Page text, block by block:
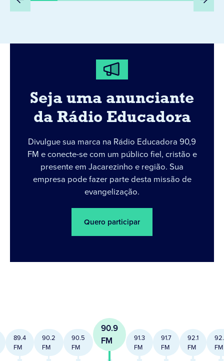
Seja uma anunciante
da Rádio Educadora
Divulgue sua marca na Rádio Educadora 90,9
FM e conecte-se com um público fiel, cristão e
presente em Jacarezinho e região. Sua
empresa pode fazer parte desta missão de
evangelização.
Quero participar
89.4
FM
90.2
FM
90.5
FM
90.9
FM
91.3
FM
91.7
FM
92.1
FM
FM